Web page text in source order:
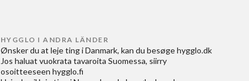
HYGGLO I ANDRA LÄNDER
Ønsker du at leje ting i Danmark, kan du besøge hygglo.dk
Jos haluat vuokrata tavaroita Suomessa, siirry
osoitteeseen hygglo.fi